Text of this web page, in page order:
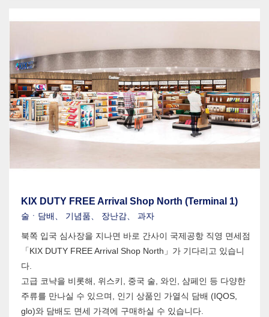
KIX DUTY FREE Arrival Shop North (Terminal 1)
술ㆍ담배、 기념품、 장난감、 과자
북쪽 입국 심사장을 지나면 바로 간사이 국제공항 직영 면세점
「KIX DUTY FREE Arrival Shop North」가 기다리고 있습니
다.
고급 코냑을 비롯해, 위스키, 중국 술, 와인, 샴페인 등 다양한
주류를 만나실 수 있으며, 인기 상품인 가열식 담배 (IQOS,
glo)와 담배도 면세 가격에 구매하실 수 있습니다.